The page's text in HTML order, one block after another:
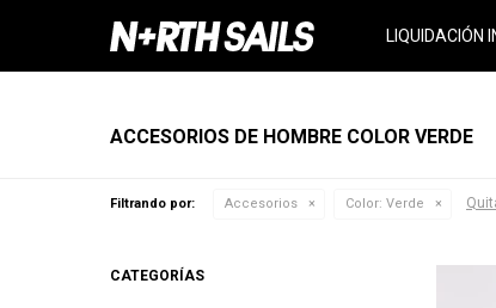
LIQUIDACIÓN
ACCESORIOS DE HOMBRE COLOR VERDE
Filtrando por: Accesorios Color: Verde
CATEGORÍAS